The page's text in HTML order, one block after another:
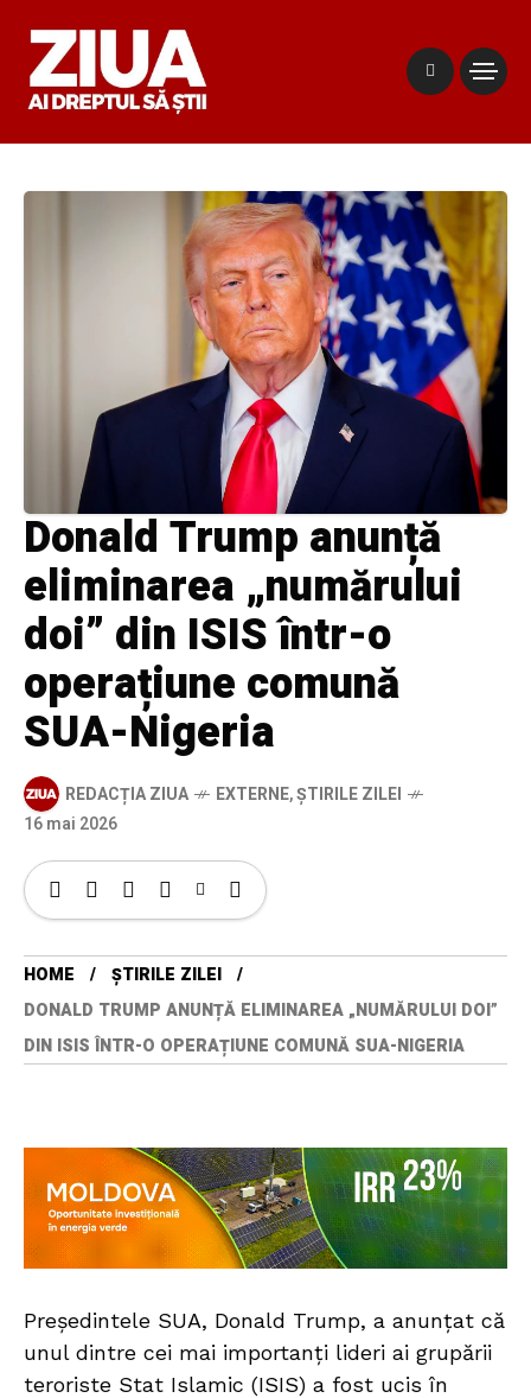
Donald Trump anunță
eliminarea „numărului
doi” din ISIS într-o
operațiune comună
SUA-Nigeria
REDACȚIA ZIUA EXTERNE,ȘTIRILE ZILEI
16 mai 2026
HOME
ȘTIRILE ZILEI
DONALD TRUMP ANUNȚĂ ELIMINAREA „NUMĂRULUI DOI”
DIN ISIS ÎNTR-O OPERAȚIUNE COMUNĂ SUA-NIGERIA
Președintele SUA, Donald Trump, a anunțat că
unul dintre cei mai importanți lideri ai grupării
teroriste Stat Islamic (ISIS) a fost ucis în